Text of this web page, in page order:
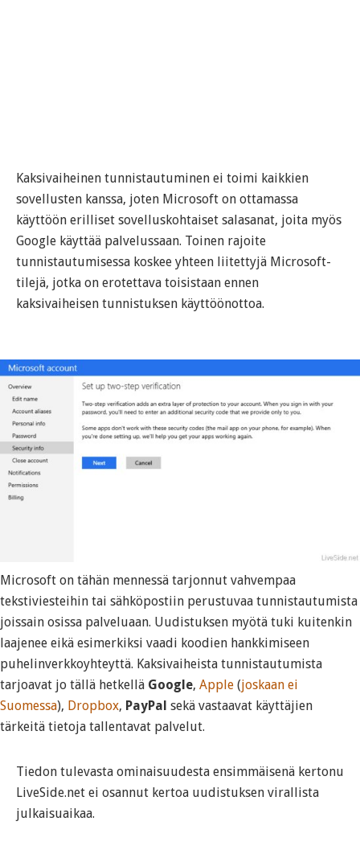
Kaksivaiheinen tunnistautuminen ei toimi kaikkien
sovellusten kanssa, joten Microsoft on ottamassa
käyttöön erilliset sovelluskohtaiset salasanat, joita myös
Google käyttää palvelussaan. Toinen rajoite
tunnistautumisessa koskee yhteen liitettyjä Microsoft-
tilejä, jotka on erotettava toisistaan ennen
kaksivaiheisen tunnistuksen käyttöönottoa.
Microsoft on tähän mennessä tarjonnut vahvempaa
tekstiviesteihin tai sähköpostiin perustuvaa tunnistautumista
joissain osissa palveluaan. Uudistuksen myötä tuki kuitenkin
laajenee eikä esimerkiksi vaadi koodien hankkimiseen
puhelinverkkoyhteyttä. Kaksivaiheista tunnistautumista
tarjoavat jo tällä hetkellä Google, Apple (joskaan ei
Suomessa), Dropbox, PayPal sekä vastaavat käyttäjien
tärkeitä tietoja tallentavat palvelut.
Tiedon tulevasta ominaisuudesta ensimmäisenä kertonu
LiveSide.net ei osannut kertoa uudistuksen virallista
julkaisuaikaa.